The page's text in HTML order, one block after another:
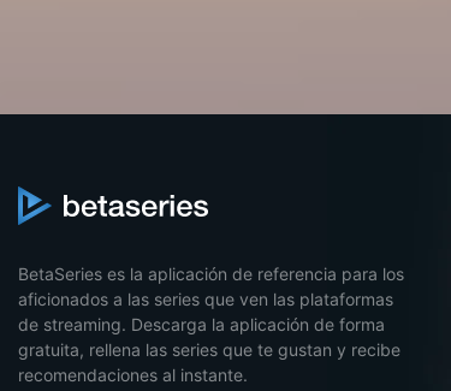
BetaSeries es la aplicación de referencia para los
aficionados a las series que ven las plataformas
de streaming. Descarga la aplicación de forma
gratuita, rellena las series que te gustan y recibe
recomendaciones al instante.